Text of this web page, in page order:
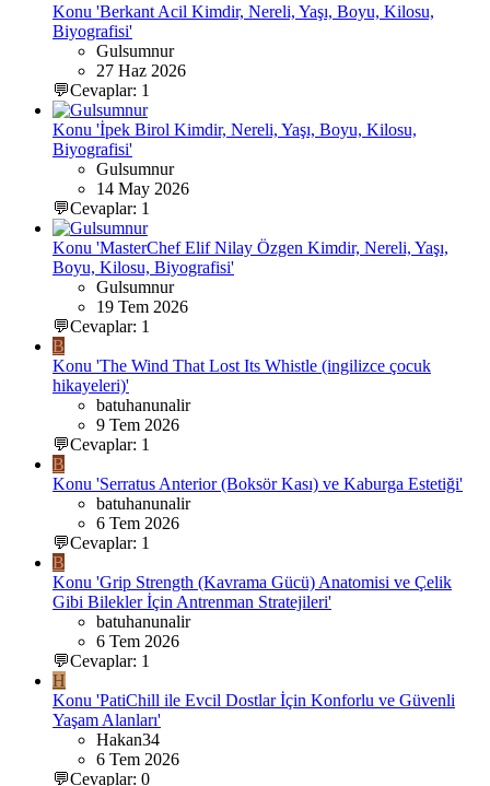
Konu 'Berkant Acil Kimdir, Nereli, Yaşı, Boyu, Kilosu,
Biyografisi'
Gulsumnur
27 Haz 2026
💬Cevaplar: 1
Konu 'İpek Birol Kimdir, Nereli, Yaşı, Boyu, Kilosu,
Biyografisi'
Gulsumnur
14 May 2026
💬Cevaplar: 1
Konu 'MasterChef Elif Nilay Özgen Kimdir, Nereli, Yaşı,
Boyu, Kilosu, Biyografisi'
Gulsumnur
19 Tem 2026
💬Cevaplar: 1
B
Konu 'The Wind That Lost Its Whistle (ingilizce çocuk
hikayeleri)'
batuhanunalir
9 Tem 2026
💬Cevaplar: 1
B
Konu 'Serratus Anterior (Boksör Kası) ve Kaburga Estetiği'
batuhanunalir
6 Tem 2026
💬Cevaplar: 1
B
Konu 'Grip Strength (Kavrama Gücü) Anatomisi ve Çelik
Gibi Bilekler İçin Antrenman Stratejileri'
batuhanunalir
6 Tem 2026
💬Cevaplar: 1
H
Konu 'PatiChill ile Evcil Dostlar İçin Konforlu ve Güvenli
Yaşam Alanları'
Hakan34
6 Tem 2026
💬Cevaplar: 0